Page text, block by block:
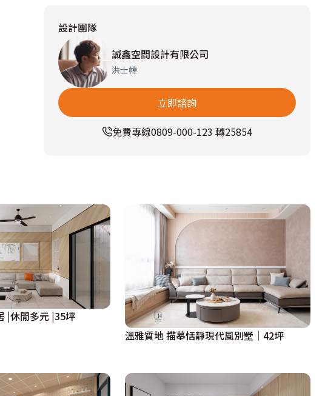
設計團隊
誠鑫空間設計有限公司
洪士幃
立即諮詢
免費專線0809-000-123 轉25854
|休閒多元 |35坪
溫雅質地 描摹恬靜現代風別墅│42坪